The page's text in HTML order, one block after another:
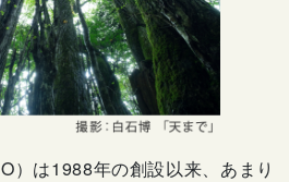
）は1988年の創設以来、あまり